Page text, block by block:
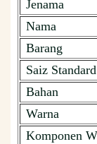
Jenama
Nama
Barang
Saiz Standard
Bahan
Warna
Komponen